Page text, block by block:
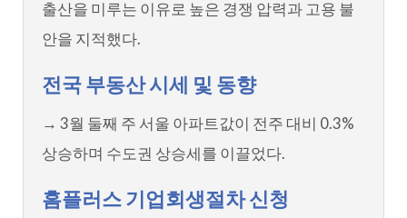
출산을 미루는 이유로 높은 경쟁 압력과 고용 불
안을 지적했다.
전국 부동산 시세 및 동향
→ 3월 둘째 주 서울 아파트값이 전주 대비 0.3%
상승하며 수도권 상승세를 이끌었다.
홈플러스 기업회생절차 신청